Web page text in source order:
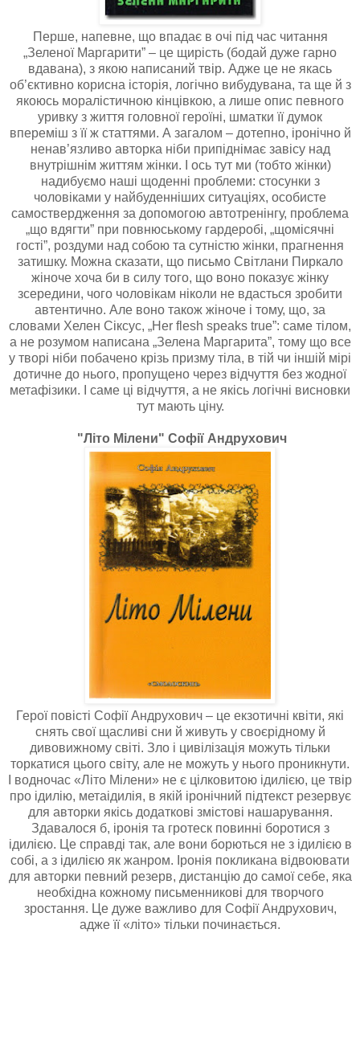
Перше, напевне, що впадає в очі під час читання
„Зеленої Маргарити” – це щирість (бодай дуже гарно
вдавана), з якою написаний твір. Адже це не якась
об’єктивно корисна історія, логічно вибудувана, та ще й з
якоюсь моралістичною кінцівкою, а лише опис певного
уривку з життя головної героїні, шматки її думок
впереміш з її ж статтями. А загалом – дотепно, іронічно й
ненав’язливо авторка ніби припіднімає завісу над
внутрішнім життям жінки. І ось тут ми (тобто жінки)
надибуємо наші щоденні проблеми: стосунки з
чоловіками у найбуденніших ситуаціях, особисте
самоствердження за допомогою автотренінгу, проблема
„що вдягти” при повнюському гардеробі, „щомісячні
гості”, роздуми над собою та сутністю жінки, прагнення
затишку. Можна сказати, що письмо Світлани Пиркало
жіноче хоча би в силу того, що воно показує жінку
зсередини, чого чоловікам ніколи не вдасться зробити
автентично. Але воно також жіноче і тому, що, за
словами Хелен Сіксус, „Her flesh speaks true”: саме тілом,
а не розумом написана „Зелена Маргарита”, тому що все
у творі ніби побачено крізь призму тіла, в тій чи іншій мірі
дотичне до нього, пропущено через відчуття без жодної
метафізики. І саме ці відчуття, а не якісь логічні висновки
тут мають ціну.
"Літо Мілени" Софії Андрухович
Герої повісті Софії Андрухович – це екзотичні квіти, які
снять свої щасливі сни й живуть у своєрідному й
дивовижному світі. Зло і цивілізація можуть тільки
торкатися цього світу, але не можуть у нього проникнути.
І водночас «Літо Мілени» не є цілковитою ідилією, це твір
про ідилію, метаідилія, в якій іронічний підтекст резервує
для авторки якісь додаткові змістові нашарування.
Здавалося б, іронія та гротеск повинні боротися з
ідилією. Це справді так, але вони борються не з ідилією в
собі, а з ідилією як жанром. Іронія покликана відвоювати
для авторки певний резерв, дистанцію до самої себе, яка
необхідна кожному письменникові для творчого
зростання. Це дуже важливо для Софії Андрухович,
адже її «літо» тільки починається.